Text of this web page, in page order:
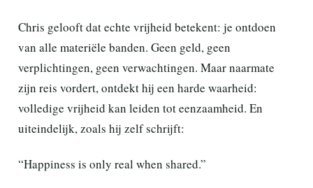
Chris gelooft dat echte vrijheid betekent: je ontdoen
van alle materiële banden. Geen geld, geen
verplichtingen, geen verwachtingen. Maar naarmate
zijn reis vordert, ontdekt hij een harde waarheid:
volledige vrijheid kan leiden tot eenzaamheid. En
uiteindelijk, zoals hij zelf schrijft:
“Happiness is only real when shared.”